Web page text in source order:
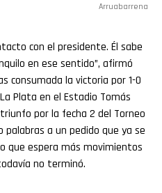
Arruabarrena
con el presidente. Él sabe
en ese sentido”, afirmó
consumada la victoria por 1-0
Plata en el Estadio Tomás
por la fecha 2 del Torneo
palabras a un pedido que ya se
que espera más movimientos
no terminó.